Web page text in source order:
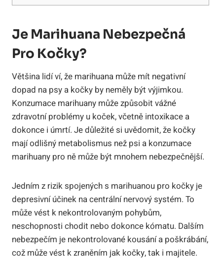
Je Marihuana Nebezpečná
Pro Kočky?
Většina lidí ví, že marihuana může mít negativní
dopad na psy a kočky by neměly být výjimkou.
Konzumace marihuany může způsobit vážné
zdravotní problémy u koček, včetně intoxikace a
dokonce i úmrtí. Je důležité si uvědomit, že kočky
mají odlišný metabolismus než psi a konzumace
marihuany pro ně může být mnohem nebezpečnější.
Jedním z rizik spojených s marihuanou pro kočky je
depresivní účinek na centrální nervový systém. To
může vést k nekontrolovaným pohybům,
neschopnosti chodit nebo dokonce kómatu. Dalším
nebezpečím je nekontrolované kousání a poškrábání,
což může vést k zraněním jak kočky, tak i majitele.